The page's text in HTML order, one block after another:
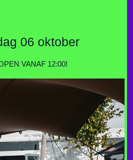
06 oktober
VANAF 12:00!